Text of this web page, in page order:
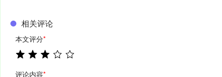
相关评论
本文评分*
评论内容*